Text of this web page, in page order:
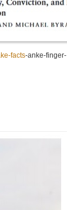
facts-anke-finger-